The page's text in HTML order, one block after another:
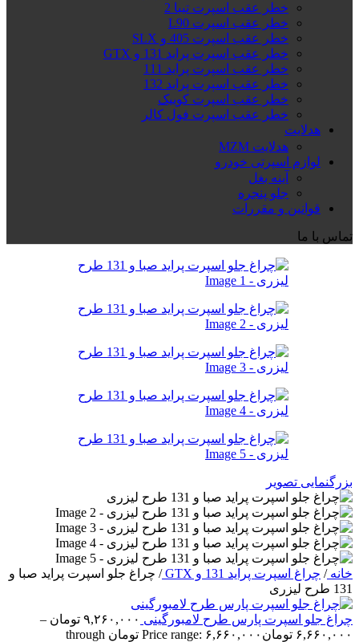
خطر عقب اسپرت تیبا 2
خطر عقب اسپرت L90
خطر عقب اسپرت 405 و SLX
خطر عقب اسپرت پراید 131 و GTX
خطر عقب اسپرت پراید 111
خطر عقب اسپرت پراید 132
خطر عقب اسپرت کوییک
خطر عقب اسپرت فول کالر
هدلایت
هدلایت MZM
لوازم اسپرتی خودرو
آینه بغل
جلو پنجره
قوانین و مقررات
تماس با ما
بزرگنمایی تصویر
خانه/ چراغ اسپرت پراید 131 و GTX / چراغ جلو اسپرت پراید صبا و
131 طرح لیزری
چراغ جلو اسپرت پارس طرح لامبورگینی ۹,۲۶۰,۰۰۰ تومان –
۶,۶۶۰,۰۰۰ تومان
Price range: ۶,۶۶۰,۰۰۰ تومان through